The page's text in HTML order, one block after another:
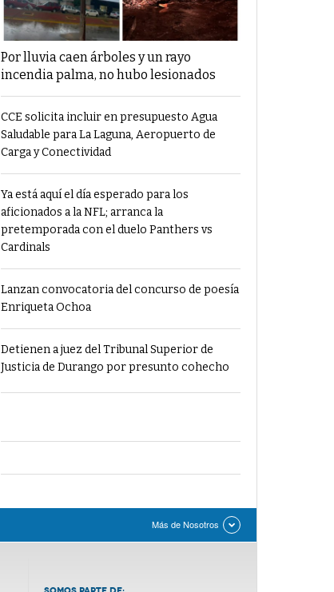
Por lluvia caen árboles y un rayo
incendia palma, no hubo lesionados
CCE solicita incluir en presupuesto Agua
Saludable para La Laguna, Aeropuerto de
Carga y Conectividad
Ya está aquí el día esperado para los
aficionados a la NFL; arranca la
pretemporada con el duelo Panthers vs
Cardinals
Lanzan convocatoria del concurso de poesía
Enriqueta Ochoa
Detienen a juez del Tribunal Superior de
Justicia de Durango por presunto cohecho
Más de Nosotros